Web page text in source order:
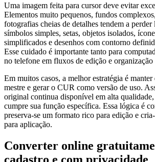
Uma imagem feita para cursor deve evitar
Elementos muito pequenos, fundos
fotografias cheias de detalhes tendem a
símbolos simples, setas, objetos isolados,
simplificados e desenhos com contorno
Esse cuidado é importante tanto para
no telefone em fluxos de edição e organização
Em muitos casos, a melhor estratégia é
mestre e gerar o CUR como versão de uso.
original continua disponível em alta
cumpre sua função específica. Essa lógica é
preserva-se um formato rico para edição e
para aplicação.
Converter online